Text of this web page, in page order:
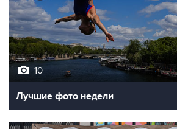
10
Лучшие фото недели